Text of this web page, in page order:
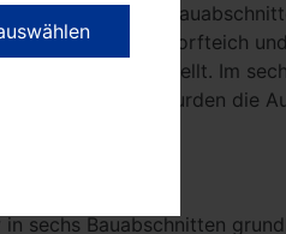
den ersten drei
zwischen Am Dorfteich
fertiggestellt. Im
Am Dorfteich wurden die
sechs Bauabschnitten